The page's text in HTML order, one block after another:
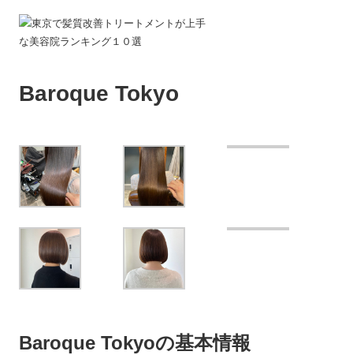
Baroque Tokyo
Baroque Tokyoの基本情報